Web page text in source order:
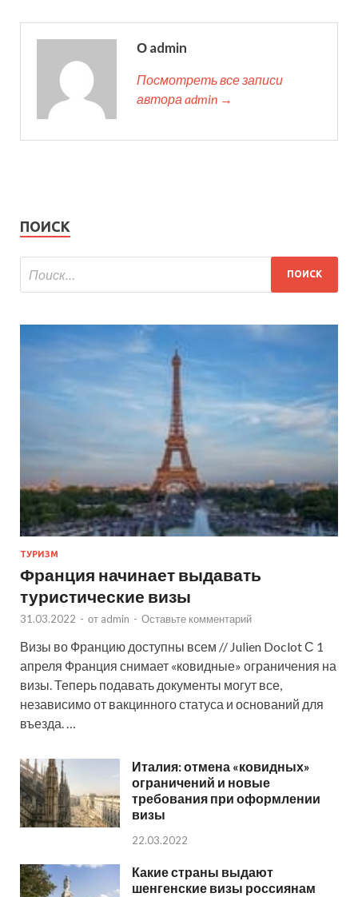
О admin
Посмотреть все записи
автора admin →
ПОИСК
ТУРИЗМ
Франция начинает выдавать
туристические визы
31.03.2022 - от admin - Оставьте комментарий
Визы во Францию доступны всем // Julien Doclot С 1
апреля Франция снимает «ковидные» ограничения на
визы. Теперь подавать документы могут все,
независимо от вакцинного статуса и оснований для
въезда. …
Италия: отмена «ковидных»
ограничений и новые
требования при оформлении
визы
22.03.2022
Какие страны выдают
шенгенские визы россиянам